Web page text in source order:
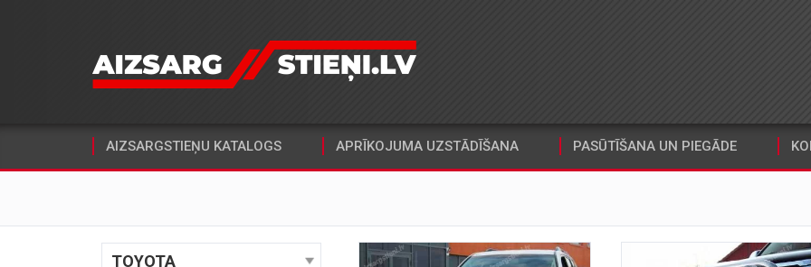
AIZSARGSTIEŅU KATALOGS APRĪKOJUMA UZSTĀDĪŠANA PASŪTĪŠANA UN PIEGĀDE